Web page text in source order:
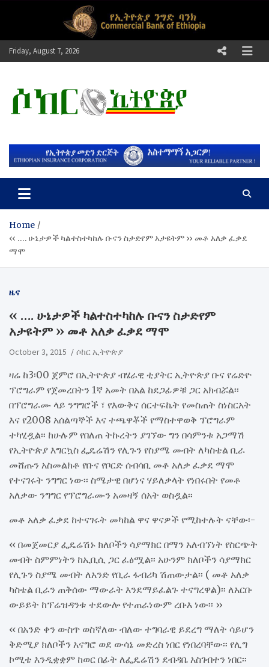
Friday, August 7, 2026
ሶከር ኢትዮጵያ
Home
‹‹ …. ሁኔታዎች ካልተስተካከሉ ቡናን ስታድየም አታዩትም ›› መቶ አለቃ ፈቃደ
ማሞ
ዜና
‹‹ …. ሁኔታዎች ካልተስተካከሉ ቡናን ስታድየም
አታዩትም ›› መቶ አለቃ ፈቃደ ማሞ
October 3, 2015 ሶከር ኢትዮጵያ
ዛሬ ከ3፡00 ጀምሮ በኢትዮጵያ ብሄራዊ ቲያትር ኢትዮጵያ ቡና የሬድዮ
ፕሮግራም የጀመረበትን 1ኛ አመት በአል ከደጋፊዎቹ ጋር አክብሯል፡፡
በፕሮግራሙ ላይ ንግግሮች ፣ የእውቅና ሰርተፍኬት የመስጠት ስነስርአት
እና የ2008 አሰልጣኞች እና ተጫዋቾች የማስተዋወቅ ፕሮግራም
ተካሂዷል፡፡ ከሁሉም የበለጠ ትኩረትን ያገኘው ግን በሳምንቱ አጋማሽ
የኢትዮጵያ እግርኳስ ፌዴሬሽን የሊጉን የስያሜ መብት ለካስቴል ቢራ
መሸጡን አስመልክቶ የቡና የቦርድ ሰብሳቢ መቶ አለቃ ፈቃደ ማሞ
የተናገሩት ንግግር ነው፡፡ ስሜታዊ በሆነና ሃይለቃላት የነበሩበት የመቶ
አለቃው ንግግር የፕሮግራሙን አመዛኝ ሰአት ወስዷል፡፡
መቶ አለቃ ፈቃደ ከተናገሩት መካከል ዋና ዋናዎች የሚከተሉት ናቸው፡-
‹‹ በመጀመርያ ፌዴሬሽኑ ክለቦችን ሳያማክር በማን አለብኘነት የስርጭት
መብት ስምምነትን ከኢቢሲ ጋር ፈፅሟል፡፡ አሁንም ክለቦችን ሳያማክር
የሊጉን ስያሜ መብት ለአንድ የቢራ ፋብሪካ ሽጠውታል፡፡ ( መቶ አለቃ
ካስቴል ቢራን ጠቅሰው ማውራት እንደማይፈልጉ ተናግረዋል)፡፡ ለአርቡ
ውይይት ከፕሬዝዳንቱ ተደውሎ የተጠራነውም ረቡእ ነው፡፡ ››
‹‹ በአንድ ቀን ውስጥ ወስኛለው ብለው ተግባራዊ ይደረግ ማለት ሳይሆን
ቅድሚያ ክለቦችን አናግሮ ወደ ውሳኔ መድረስ ነበር የነበረባቸው፡፡ የሊግ
ኮሚቴ እንዲቋቋም ከወር በፊት ለፌዴሬሽን ደብዳቤ አስገብተን ነበር፡፡